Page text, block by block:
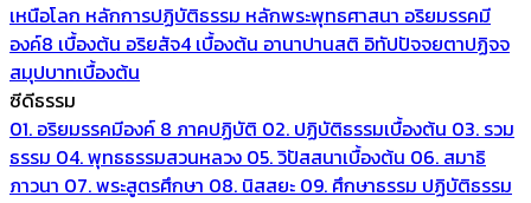
เหนือโลก หลักการปฏิบัติธรรม หลักพระพุทธศาสนา อริยมรรคมี
องค์8 เบื้องต้น อริยสัจ4 เบื้องต้น อานาปานสติ อิทัปปัจจยตาปฏิจจ
สมุปบาทเบื้องต้น
ซีดีธรรม
01. อริยมรรคมีองค์ 8 ภาคปฏิบัติ 02. ปฏิบัติธรรมเบื้องต้น 03. รวม
ธรรม 04. พุทธธรรมสวนหลวง 05. วิปัสสนาเบื้องต้น 06. สมาธิ
ภาวนา 07. พระสูตรศึกษา 08. นิสสยะ 09. ศึกษาธรรม ปฏิบัติธรรม